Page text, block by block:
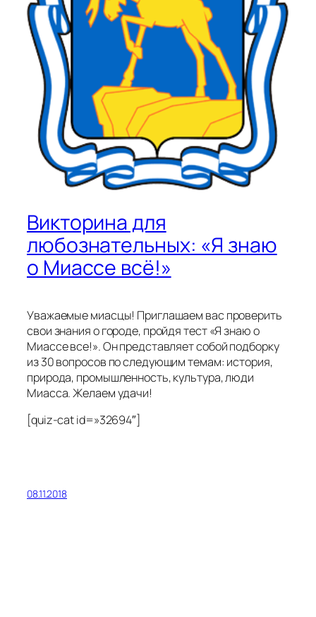
Викторина для
любознательных: «Я знаю
о Миассе всё!»
Уважаемые миасцы! Приглашаем вас проверить
свои знания о городе, пройдя тест «Я знаю о
Миассе все!». Он представляет собой подборку
из 30 вопросов по следующим темам: история,
природа, промышленность, культура, люди
Миасса. Желаем удачи!
[quiz-cat id=»32694″]
08.11.2018